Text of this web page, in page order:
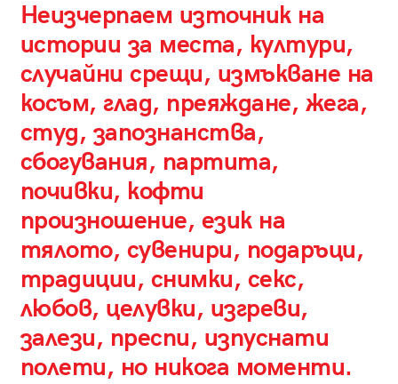
Неизчерпаем източник на
истории за места, култури,
случайни срещи, измъкване на
косъм, глад, преяждане, жега,
студ, запознанства,
сбогувания, партита,
почивки, кофти
произношение, език на
тялото, сувенири, подаръци,
традиции, снимки, секс,
любов, целувки, изгреви,
залези, преспи, изпуснати
полети, но никога моменти.